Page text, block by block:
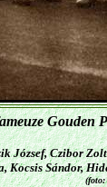
Gouden
József, Czibor
Kocsis Sándor,
(foto: